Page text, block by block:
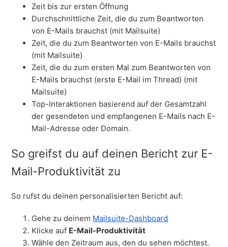
Zeit bis zur ersten Öffnung
Durchschnittliche Zeit, die du zum Beantworten
von E-Mails brauchst (mit Mailsuite)
Zeit, die du zum Beantworten von E-Mails brauchst
(mit Mailsuite)
Zeit, die du zum ersten Mal zum Beantworten von
E-Mails brauchst (erste E-Mail im Thread) (mit
Mailsuite)
Top-Interaktionen basierend auf der Gesamtzahl
der gesendeten und empfangenen E-Mails nach E-
Mail-Adresse oder Domain.
So greifst du auf deinen Bericht zur E-
Mail-Produktivität zu
So rufst du deinen personalisierten Bericht auf:
Gehe zu deinem Mailsuite-Dashboard
Klicke auf E-Mail-Produktivität
Wähle den Zeitraum aus, den du sehen möchtest.